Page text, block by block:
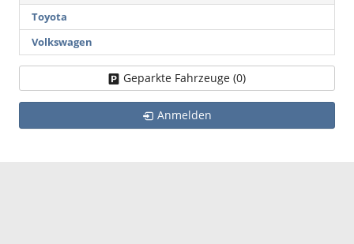
Toyota
Volkswagen
Geparkte Fahrzeuge (0)
Anmelden